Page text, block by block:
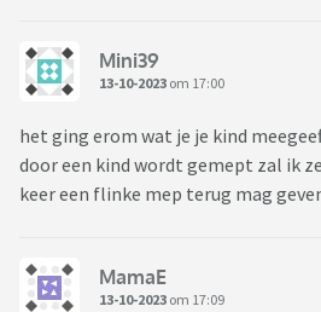
Mini39
13-10-2023 om 17:00
het ging erom wat je je kind
door een kind wordt gemept zal ik
keer een flinke mep terug mag
MamaE
13-10-2023 om 17:09